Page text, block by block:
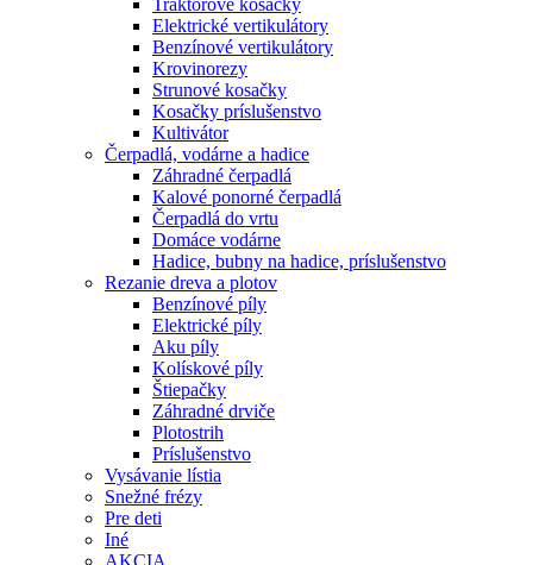
Traktorové kosačky
Elektrické vertikulátory
Benzínové vertikulátory
Krovinorezy
Strunové kosačky
Kosačky príslušenstvo
Kultivátor
Čerpadlá, vodárne a hadice
Záhradné čerpadlá
Kalové ponorné čerpadlá
Čerpadlá do vrtu
Domáce vodárne
Hadice, bubny na hadice, príslušenstvo
Rezanie dreva a plotov
Benzínové píly
Elektrické píly
Aku píly
Kolískové píly
Štiepačky
Záhradné drviče
Plotostrih
Príslušenstvo
Vysávanie lístia
Snežné frézy
Pre deti
Iné
AKCIA